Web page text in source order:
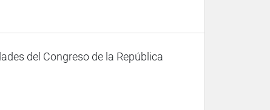
del Congreso de la República